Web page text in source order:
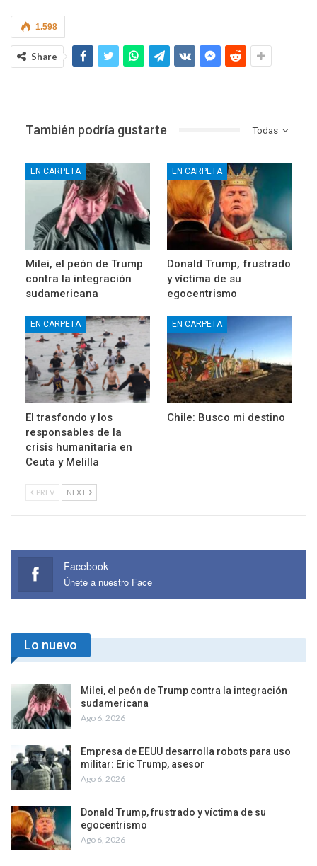
1.598
Share
Todas
También podría gustarte
EN CARPETA
Milei, el peón de Trump
contra la integración
sudamericana
EN CARPETA
Donald Trump, frustrado
y víctima de su
egocentrismo
EN CARPETA
El trasfondo y los
responsables de la
crisis humanitaria en
Ceuta y Melilla
EN CARPETA
Chile: Busco mi destino
PREV NEXT
Facebook
Únete a nuestro Face
Lo nuevo
Milei, el peón de Trump contra la integración
sudamericana
Ago 6, 2026
Empresa de EEUU desarrolla robots para uso
militar: Eric Trump, asesor
Ago 6, 2026
Donald Trump, frustrado y víctima de su
egocentrismo
Ago 6, 2026